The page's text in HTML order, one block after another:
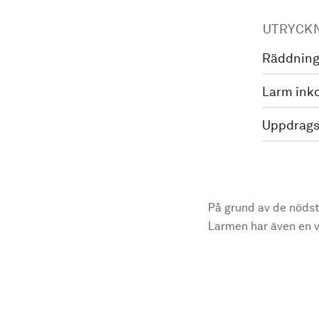
Larm
På grund av de
Larmen har även